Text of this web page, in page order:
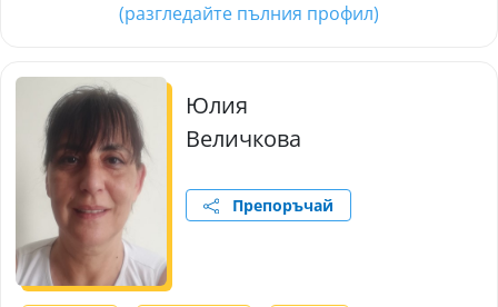
(разгледайте пълния профил)
Юлия
Величкова
Препоръчай